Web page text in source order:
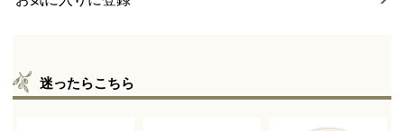
迷ったらこちら